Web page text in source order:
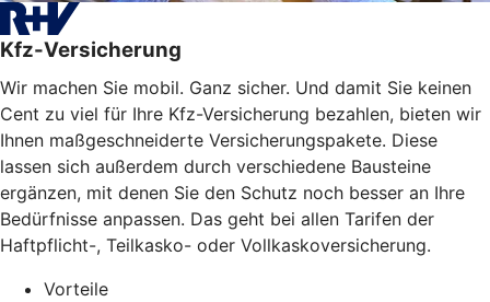
Kfz-Versicherung
Wir machen Sie mobil. Ganz sicher. Und damit Sie keinen
Cent zu viel für Ihre Kfz-Versicherung bezahlen, bieten wir
Ihnen maßgeschneiderte Versicherungspakete. Diese
lassen sich außerdem durch verschiedene Bausteine
ergänzen, mit denen Sie den Schutz noch besser an Ihre
Bedürfnisse anpassen. Das geht bei allen Tarifen der
Haftpflicht-, Teilkasko- oder Vollkaskoversicherung.
Vorteile